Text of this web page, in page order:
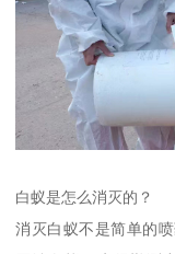
白蚁是怎么消灭的？
消灭白蚁不是简单的